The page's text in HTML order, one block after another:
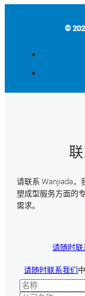
©
请联系 Wanjiada，
塑成型服务方面的
需求。
请随时
请随时联系我们